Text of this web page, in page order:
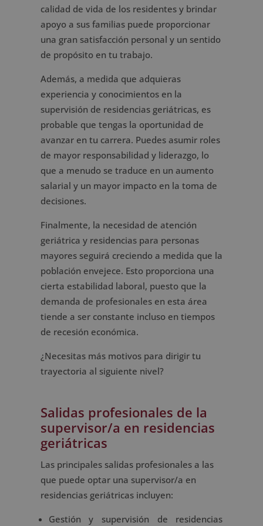
calidad de vida de los residentes y brindar
apoyo a sus familias puede proporcionar
una gran satisfacción personal y un sentido
de propósito en tu trabajo.
Además, a medida que adquieras
experiencia y conocimientos en la
supervisión de residencias geriátricas, es
probable que tengas la oportunidad de
avanzar en tu carrera. Puedes asumir roles
de mayor responsabilidad y liderazgo, lo
que a menudo se traduce en un aumento
salarial y un mayor impacto en la toma de
decisiones.
Finalmente, la necesidad de atención
geriátrica y residencias para personas
mayores seguirá creciendo a medida que la
población envejece. Esto proporciona una
cierta estabilidad laboral, puesto que la
demanda de profesionales en esta área
tiende a ser constante incluso en tiempos
de recesión económica.
¿Necesitas más motivos para dirigir tu
trayectoria al siguiente nivel?
Salidas profesionales de la
supervisor/a en residencias
geriátricas
Las principales salidas profesionales a las
que puede optar una supervisor/a en
residencias geriátricas incluyen:
Gestión y supervisión de residencias